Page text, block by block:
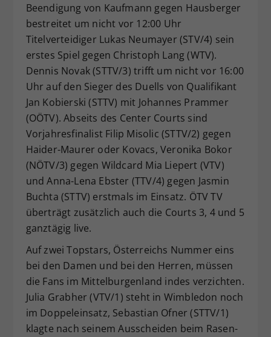
Beendigung von Kaufmann gegen Hausberger
bestreitet um nicht vor 12:00 Uhr
Titelverteidiger Lukas Neumayer (STV/4) sein
erstes Spiel gegen Christoph Lang (WTV).
Dennis Novak (STTV/3) trifft um nicht vor 16:00
Uhr auf den Sieger des Duells von Qualifikant
Jan Kobierski (STTV) mit Johannes Prammer
(OÖTV). Abseits des Center Courts sind
Vorjahresfinalist Filip Misolic (STTV/2) gegen
Haider-Maurer oder Kovacs, Veronika Bokor
(NÖTV/3) gegen Wildcard Mia Liepert (VTV)
und Anna-Lena Ebster (TTV/4) gegen Jasmin
Buchta (STTV) erstmals im Einsatz. ÖTV TV
überträgt zusätzlich auch die Courts 3, 4 und 5
ganztägig live.
Auf zwei Topstars, Österreichs Nummer eins
bei den Damen und bei den Herren, müssen
die Fans im Mittelburgenland indes verzichten.
Julia Grabher (VTV/1) steht in Wimbledon noch
im Doppeleinsatz, Sebastian Ofner (STTV/1)
klagte nach seinem Ausscheiden beim Rasen-